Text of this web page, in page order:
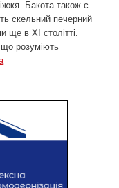
Бакота також є
скельний печерний
ще в XI столітті.
розуміють